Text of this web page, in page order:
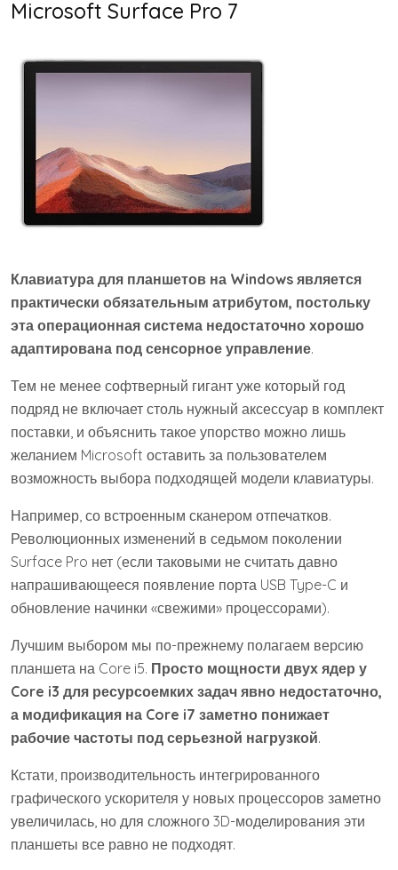
Microsoft Surface Pro 7
Клавиатура для планшетов на Windows является
практически обязательным атрибутом, постольку
эта операционная система недостаточно хорошо
адаптирована под сенсорное управление.
Тем не менее софтверный гигант уже который год
подряд не включает столь нужный аксессуар в комплект
поставки, и объяснить такое упорство можно лишь
желанием Microsoft оставить за пользователем
возможность выбора подходящей модели клавиатуры.
Например, со встроенным сканером отпечатков.
Революционных изменений в седьмом поколении
Surface Pro нет (если таковыми не считать давно
напрашивающееся появление порта USB Type-C и
обновление начинки «свежими» процессорами).
Лучшим выбором мы по-прежнему полагаем версию
планшета на Core i5. Просто мощности двух ядер у
Core i3 для ресурсоемких задач явно недостаточно,
а модификация на Core i7 заметно понижает
рабочие частоты под серьезной нагрузкой.
Кстати, производительность интегрированного
графического ускорителя у новых процессоров заметно
увеличилась, но для сложного 3D-моделирования эти
планшеты все равно не подходят.